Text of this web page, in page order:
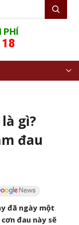
PHÍ
gì?
đau
đã ngày một
đau này sẽ